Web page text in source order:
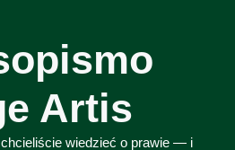
Artis
wiedzieć o prawie — i